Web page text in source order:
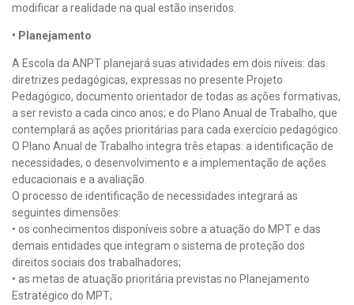
modificar a realidade na qual estão inseridos.
• Planejamento
A Escola da ANPT planejará suas atividades em dois níveis: das
diretrizes pedagógicas, expressas no presente Projeto
Pedagógico, documento orientador de todas as ações formativas,
a ser revisto a cada cinco anos; e do Plano Anual de Trabalho, que
contemplará as ações prioritárias para cada exercício pedagógico.
O Plano Anual de Trabalho integra três etapas: a identificação de
necessidades, o desenvolvimento e a implementação de ações
educacionais e a avaliação.
O processo de identificação de necessidades integrará as
seguintes dimensões:
• os conhecimentos disponíveis sobre a atuação do MPT e das
demais entidades que integram o sistema de proteção dos
direitos sociais dos trabalhadores;
• as metas de atuação prioritária previstas no Planejamento
Estratégico do MPT;